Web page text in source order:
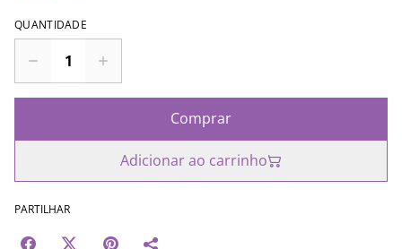
QUANTIDADE
Comprar
Adicionar ao carrinho
PARTILHAR